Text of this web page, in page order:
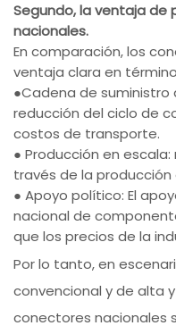
Segundo, la ventaja de
nacionales.
En comparación, los
ventaja clara en
●Cadena de
reducción del ciclo de
costos de transporte.
● Producción en
través de la producción
● Apoyo político: El
nacional de
que los precios de la
Por lo tanto, en
convencional y de alta
conectores nacionales